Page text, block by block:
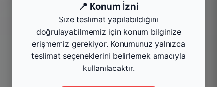
Menü
Kategoriyi Gör
📍 Konum İzni
Size teslimat yapılabildiğini
doğrulayabilmemiz için konum bilginize
erişmemiz gerekiyor. Konumunuz yalnızca
teslimat seçeneklerini belirlemek amacıyla
kullanılacaktır.